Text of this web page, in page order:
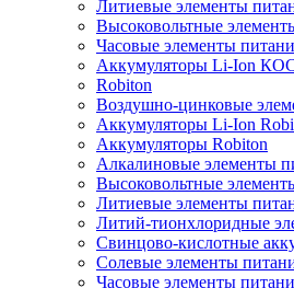
Литиевые элементы
Высоковольтные
Часовые элементы
Аккумуляторы Li-Ion
Robiton
Воздушно-цинковые
Аккумуляторы Li-Ion
Аккумуляторы Robiton
Алкалиновые элементы
Высоковольтные
Литиевые элементы
Литий-тионхлоридные
Свинцово-кислотные
Солевые элементы
Часовые элементы